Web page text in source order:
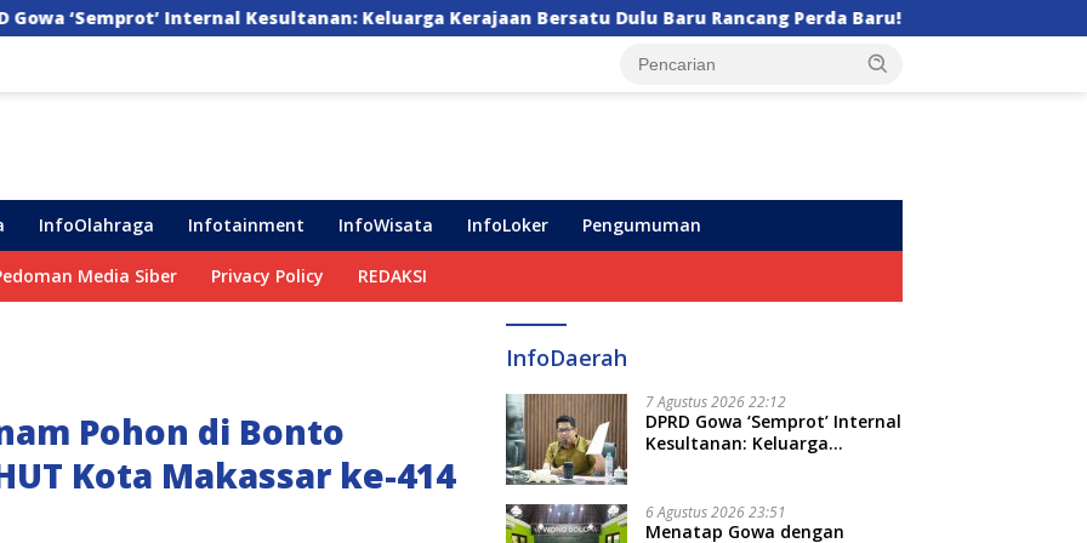
Kesultanan: Keluarga Kerajaan Bersatu Dulu Baru Rancang Perda Baru! Semarak HUT ke-102, Perumda Air
InfoOlahraga Infotainment InfoWisata InfoLoker Pengumuman
Media Siber Privacy Policy REDAKSI
Pohon di Bonto
Kota Makassar ke-414
InfoDaerah
7 Agustus 2026 22:12
DPRD Gowa ‘Semprot’ Internal
Kesultanan: Keluarga
6 Agustus 2026 23:51
Menatap Gowa dengan